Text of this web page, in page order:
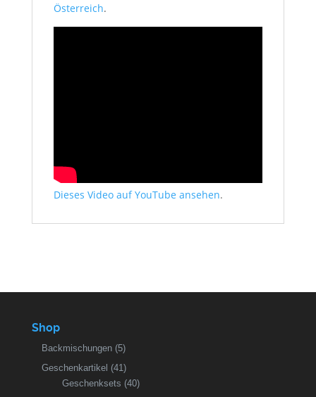
Österreich.
Dieses Video auf YouTube ansehen.
Shop
Backmischungen (5)
Geschenkartikel (41)
Geschenksets (40)